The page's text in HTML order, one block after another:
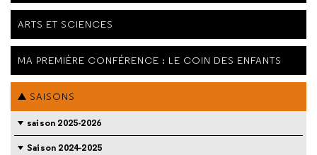
ARTS ET SCIENCES
MA PREMIÈRE CONFÉRENCE : LE COIN DES ENFANTS
SAISONS
saison 2025-2026
Saison 2024-2025